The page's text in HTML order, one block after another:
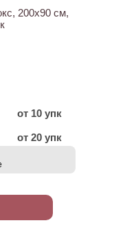
200х90 см,
от 10 упк
от 20 упк